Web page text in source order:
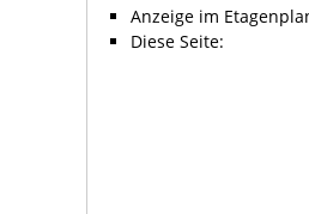
Anzeige im
Diese Seite: